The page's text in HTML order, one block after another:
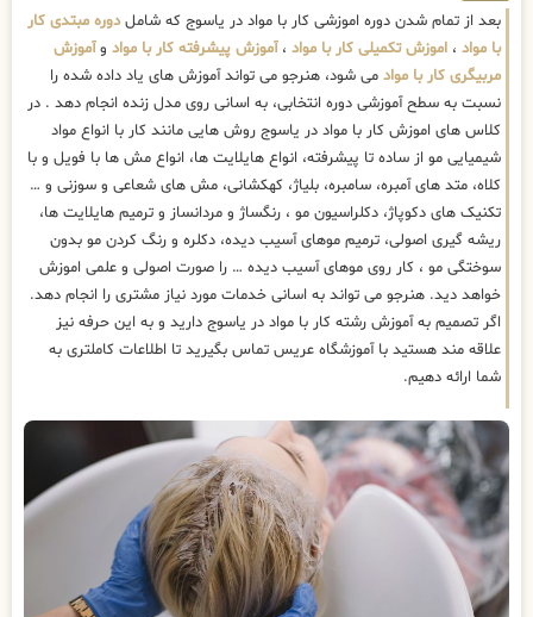
بعد از تمام شدن دوره اموزشی کار با مواد در یاسوج که شاملدوره مبتدی کار
با مواد ، اموزش تکمیلی کار با مواد ،آموزش پیشرفته کار با مواد وآموزش
مربیگری کار با مواد می شود، هنرجو می تواند آموزش های یاد داده شده را
نسبت به سطح آموزشی دوره انتخابی، به اسانی روی مدل زنده انجام دهد . در
کلاس های اموزش کار با مواد در یاسوج روش هایی مانند کار با انواع مواد
شیمیایی مو از ساده تا پیشرفته، انواع هایلایت ها، انواع مش ها با فویل و با
کلاه، متد های آمبره، سامبره، بلیاژ، کهکشانی، مش های شعاعی و سوزنی و …
تکنیک های دکوپاژ، دکلراسیون مو ، رنگساژ و مردانساز و ترمیم هایلایت ها،
ریشه گیری اصولی، ترمیم موهای آسیب دیده، دکلره و رنگ کردن مو بدون
سوختگی مو ، کار روی موهای آسیب دیده … را صورت اصولی و علمی اموزش
خواهد دید. هنرجو می تواند به اسانی خدمات مورد نیاز مشتری را انجام دهد.
اگر تصمیم به آموزش رشته کار با مواد در یاسوج دارید و به این حرفه نیز
علاقه مند هستید با آموزشگاه عریس تماس بگیرید تا اطلاعات کاملتری به
شما ارائه دهیم.